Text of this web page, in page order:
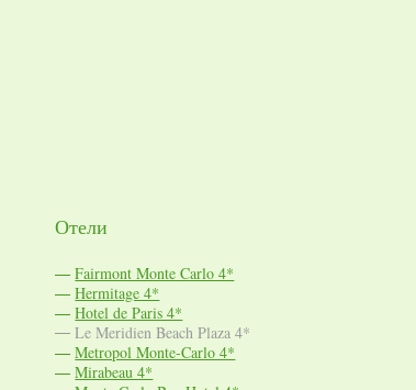
Отели
Fairmont Monte Carlo 4*
Hermitage 4*
Hotel de Paris 4*
Le Meridien Beach Plaza 4*
Metropol Monte-Carlo 4*
Mirabeau 4*